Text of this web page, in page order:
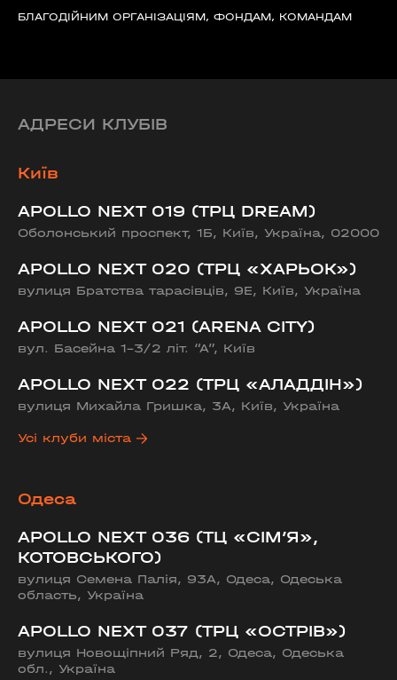
БЛАГОДІЙНИМ ОРГАНІЗАЦІЯМ, ФОНДАМ, КОМАНДАМ
АДРЕСИ КЛУБІВ
Київ
APOLLO NEXT 019 (ТРЦ DREAM)
Оболонський проспект, 1Б, Київ, Україна, 02000
APOLLO NEXT 020 (ТРЦ «ХАРЬОК»)
вулиця Братства тарасівців, 9Е, Київ, Україна
APOLLO NEXT 021 (ARENA CITY)
вул. Басейна 1-3/2 літ. “А”, Київ
APOLLO NEXT 022 (ТРЦ «АЛАДДІН»)
вулиця Михайла Гришка, 3А, Київ, Україна
Усі клуби міста
Одеса
APOLLO NEXT 036 (ТЦ «СІМ’Я»,
КОТОВСЬКОГО)
вулиця Семена Палія, 93А, Одеса, Одеська
область, Україна
APOLLO NEXT 037 (ТРЦ «ОСТРІВ»)
вулиця Новощіпний Ряд, 2, Одеса, Одеська
обл., Україна